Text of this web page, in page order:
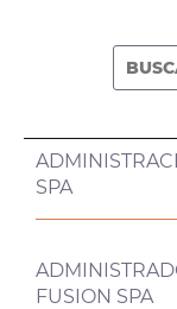
SPA
FUSION SPA